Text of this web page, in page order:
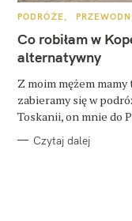
K
T
E
G
O
I
PODRÓŻE
Co robiłam w
alternatywny
Z moim mężem
zabieramy się w
Toskanii, on mnie do
Czytaj dalej